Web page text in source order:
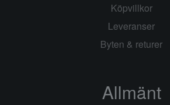
Köpvillkor
Leveranser
Byten & returer
Allmänt